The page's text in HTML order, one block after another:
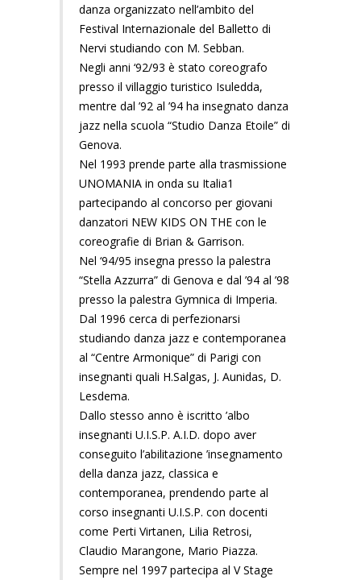
danza organizzato nell’ambito del
Festival Internazionale del Balletto di
Nervi studiando con M. Sebban.
Negli anni ‘92/93 è stato coreografo
presso il villaggio turistico Isuledda,
mentre dal ’92 al ’94 ha insegnato danza
jazz nella scuola “Studio Danza Etoile” di
Genova.
Nel 1993 prende parte alla trasmissione
UNOMANIA in onda su Italia1
partecipando al concorso per giovani
danzatori NEW KIDS ON THE con le
coreografie di Brian & Garrison.
Nel ‘94/95 insegna presso la palestra
“Stella Azzurra” di Genova e dal ’94 al ’98
presso la palestra Gymnica di Imperia.
Dal 1996 cerca di perfezionarsi
studiando danza jazz e contemporanea
al “Centre Armonique” di Parigi con
insegnanti quali H.Salgas, J. Aunidas, D.
Lesdema.
Dallo stesso anno è iscritto ’albo
insegnanti U.I.S.P. A.I.D. dopo aver
conseguito l’abilitazione ’insegnamento
della danza jazz, classica e
contemporanea, prendendo parte al
corso insegnanti U.I.S.P. con docenti
come Perti Virtanen, Lilia Retrosi,
Claudio Marangone, Mario Piazza.
Sempre nel 1997 partecipa al V Stage